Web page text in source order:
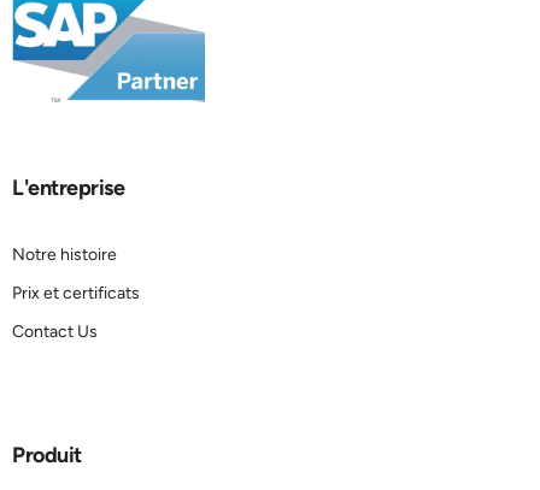
L'entreprise
Notre histoire
Prix et certificats
Contact Us
Produit